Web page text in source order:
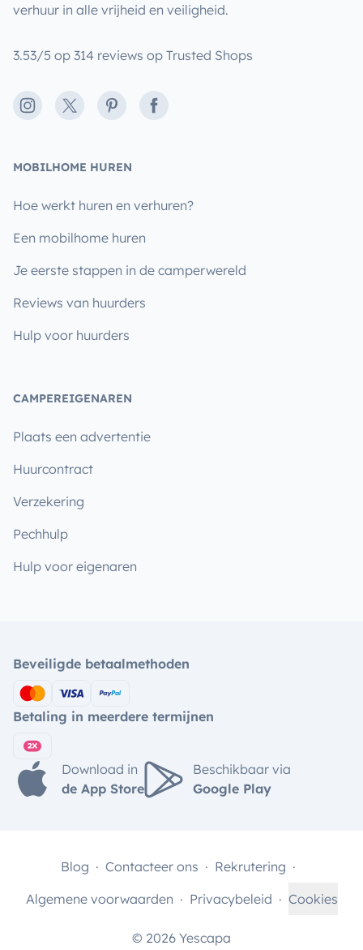
verhuur in alle vrijheid en veiligheid.
3.53/5 op 314 reviews op Trusted Shops
Instagram
X PinterestFacebook
MOBILHOME HUREN
Hoe werkt huren en verhuren?
Een mobilhome huren
Je eerste stappen in de camperwereld
Reviews van huurders
Hulp voor huurders
CAMPEREIGENAREN
Plaats een advertentie
Huurcontract
Verzekering
Pechhulp
Hulp voor eigenaren
Beveiligde betaalmethoden
Betaling in meerdere termijnen
Download in
de App Store
Beschikbaar via
Google Play
© 2026 Yescapa
Blog Contacteer ons
Rekrutering
Algemene voorwaarden
Privacybeleid Cookies